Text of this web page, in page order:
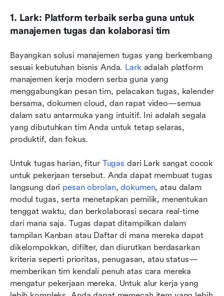
1. Lark: Platform terbaik serba guna untuk
manajemen tugas dan kolaborasi tim
Bayangkan solusi manajemen tugas yang berkembang
sesuai kebutuhan bisnis Anda. Lark adalah platform
manajemen kerja modern serba guna yang
menggabungkan pesan tim, pelacakan tugas, kalender
bersama, dokumen cloud, dan rapat video—semua
dalam satu antarmuka yang intuitif. Ini adalah segala
yang dibutuhkan tim Anda untuk tetap selaras,
produktif, dan fokus.
Untuk tugas harian, fitur Tugas dari Lark sangat cocok
untuk pekerjaan tersebut. Anda dapat membuat tugas
langsung dari pesan obrolan, dokumen, atau dalam
modul tugas, serta menetapkan pemilik, menentukan
tenggat waktu, dan berkolaborasi secara real-time
dari mana saja. Tugas dapat ditampilkan dalam
tampilan Kanban atau Daftar di mana mereka dapat
dikelompokkan, difilter, dan diurutkan berdasarkan
kriteria seperti prioritas, penugasan, atau status—
memberikan tim kendali penuh atas cara mereka
mengatur pekerjaan mereka. Untuk alur kerja yang